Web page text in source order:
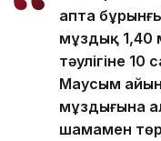
апта
мұздық 1,40
тәулігіне
Маусым
мұздығына
шамамен